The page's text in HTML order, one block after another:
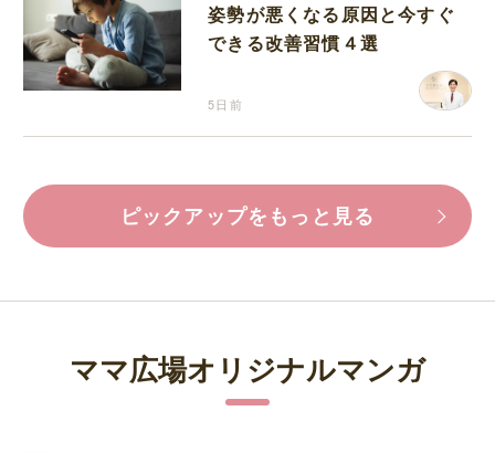
姿勢が悪くなる原因と今すぐ
できる改善習慣４選
5日前
ピックアップをもっと見る
ママ広場オリジナルマンガ